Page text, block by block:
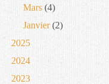
Mars (4)
Janvier(2)
2025
2024
2023